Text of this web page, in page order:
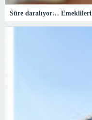
Süre daralıyor…